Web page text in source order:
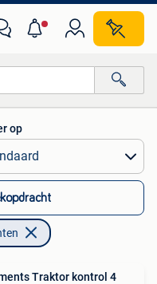
op
Traktor kontrol 4